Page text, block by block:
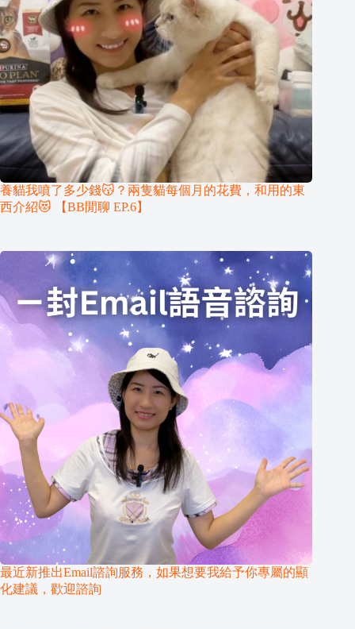
養貓我噴了多少錢😽？兩隻貓每個月的花費，和用的東
西介紹😻 【BB閒聊 EP.6】
最近新推出Email諮詢服務，如果想要我給予你專屬的顯
化建議，歡迎諮詢